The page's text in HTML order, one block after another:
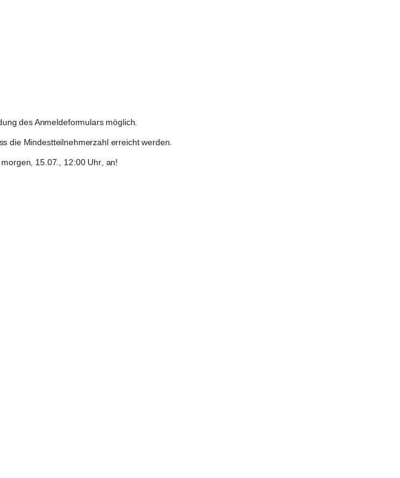
des Anmeldeformulars möglich.
die Mindestteilnehmerzahl erreicht werden.
morgen, 15.07., 12:00 Uhr, an!